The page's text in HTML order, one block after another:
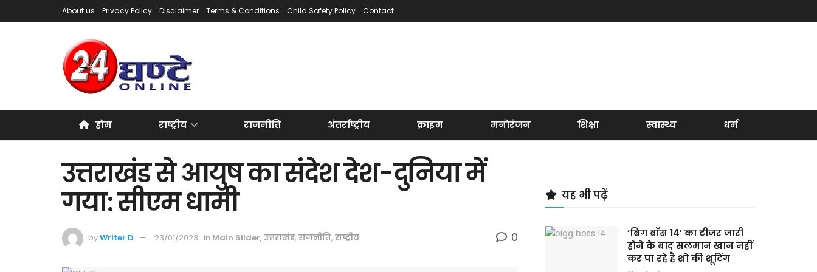
About us Privacy Policy Disclaimer Terms & Conditions Child Safety Policy Contact
होम राष्ट्रीय राजनीति अंतर्राष्ट्रीय क्राइम मनोरंजन शिक्षा स्वास्थ्य धर्म
उत्तराखंड से आयुष का संदेश देश-दुनिया में
गया: सीएम धामी
byWriter D 23/01/2023 in Main Slider, उत्तराखंड, राजनीति, राष्ट्रीय 0
यह भी पढ़ें
‘बिग बॉस 14’ का टीजर जारी
होने के बाद सलमान खान नहीं
कर पा रहे है शो की शूटिंग